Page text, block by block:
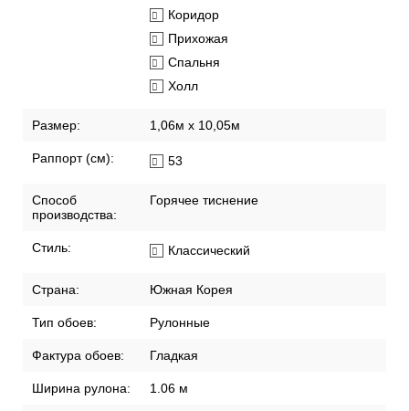
Коридор
Прихожая
Спальня
Холл
Размер: 1,06м х 10,05м
Раппорт (см): 53
Способ
производства:
Горячее тиснение
Стиль: Классический
Страна: Южная Корея
Тип обоев: Рулонные
Фактура обоев: Гладкая
Ширина рулона: 1.06 м